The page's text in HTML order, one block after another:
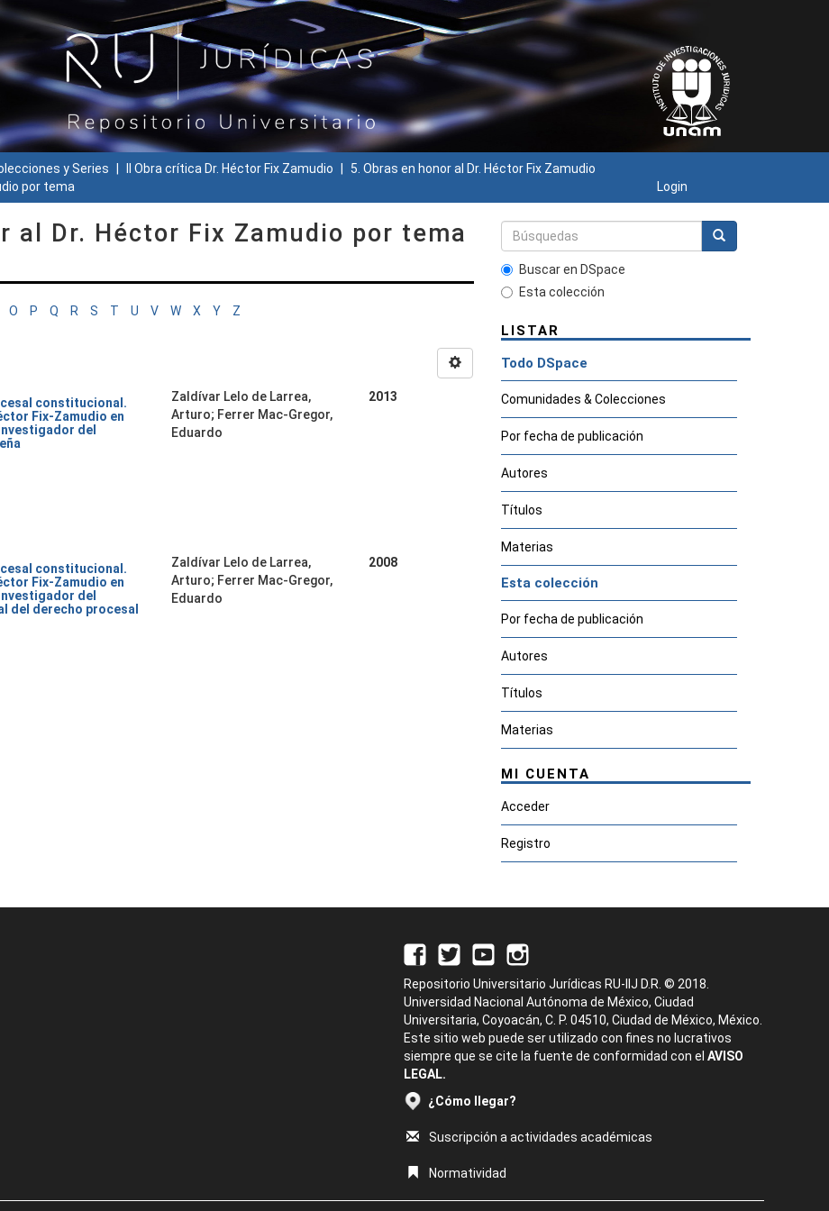
y Series II Obra crítica Dr. Héctor Fix Zamudio
5. Obras en honor al Dr. Héctor Fix Zamudio
por tema
Login
al Dr. Héctor Fix Zamudio por tema
O P Q R S T U V W X Y Z
constitucional.
Fix-Zamudio en
del
Zaldívar Lelo de Larrea,
Arturo; Ferrer Mac-Gregor,
Eduardo
2013
constitucional.
Fix-Zamudio en
del
del derecho procesal
Zaldívar Lelo de Larrea,
Arturo; Ferrer Mac-Gregor,
Eduardo
2008
Buscar en DSpace
Esta colección
LISTAR
Todo DSpace
Comunidades & Colecciones
Por fecha de publicación
Autores
Títulos
Materias
Esta colección
Por fecha de publicación
Autores
Títulos
Materias
MI CUENTA
Acceder
Registro
Repositorio Universitario Jurídicas RU-IIJ D.R. © 2018.
Universidad Nacional Autónoma de México, Ciudad
Universitaria, Coyoacán, C. P. 04510, Ciudad de México, México.
Este sitio web puede ser utilizado con fines no lucrativos
siempre que se cite la fuente de conformidad con el AVISO
LEGAL.
¿Cómo llegar?
Suscripción a actividades académicas
Normatividad